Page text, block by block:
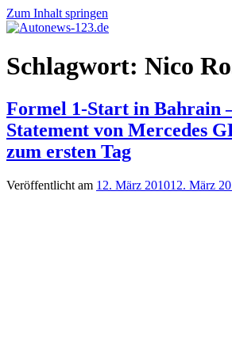
Zum Inhalt springen
Autonews-
123.de
Autonews
mit
Schlagwort: Nico
Formel 1-Start in Bahrain
Statement von Mercedes
zum ersten Tag
Veröffentlicht am 12. März 201012. März